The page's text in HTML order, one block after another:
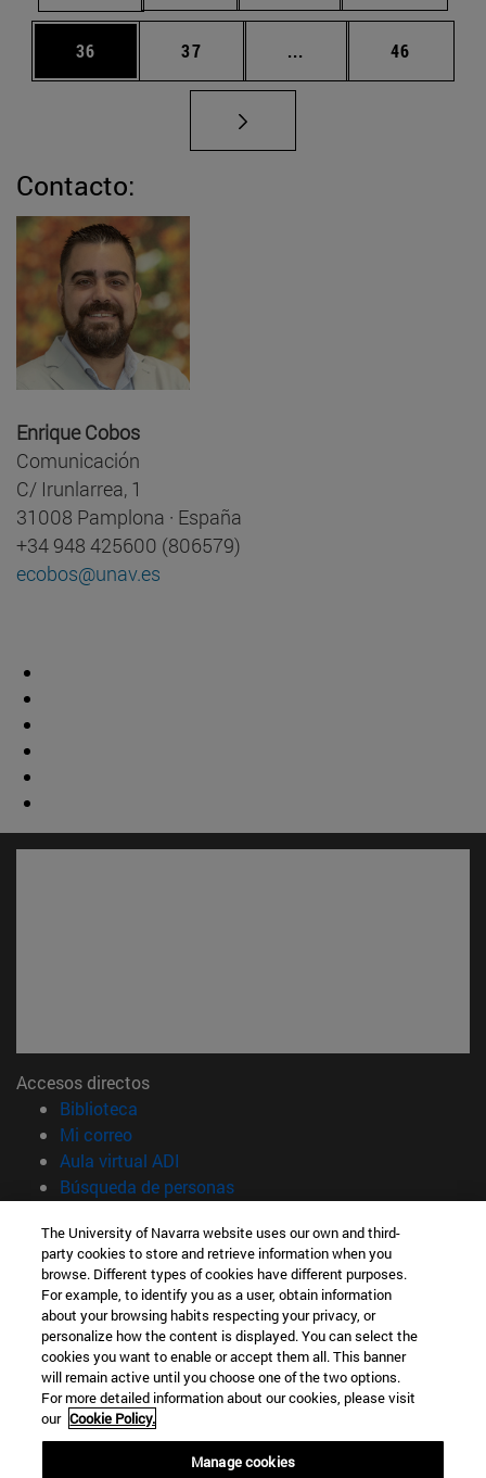
Página
36 Página
37 ... Páginas intermedias
Página
46
Contacto:
Enrique Cobos
Comunicación
C/ Irunlarrea, 1
31008 Pamplona · España
+34 948 425600 (806579)
ecobos@unav.es
Accesos directos
Biblioteca
Mi correo(abre en nueva ventana)
Aula virtual ADI
Búsqueda de personas(abre en nueva ventana)
Información
TFNO +34 948 42 56 00
¿QUÉ GRADO TE INTERESA?
¿QUÉ MÁSTER TE INTERESA?
© Universidad de Navarra
Información legal
Accesibilidad
Configuración de cookies
The University of Navarra website uses our own and third-
party cookies to store and retrieve information when you
browse. Different types of cookies have different purposes.
For example, to identify you as a user, obtain information
about your browsing habits respecting your privacy, or
personalize how the content is displayed. You can select the
cookies you want to enable or accept them all. This banner
will remain active until you choose one of the two options.
For more detailed information about our cookies, please visit
our Cookie Policy.
Manage cookies